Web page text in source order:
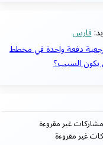
فارس
دفعة واحدة في مخطط
غير مقروءة
غير مقروءة